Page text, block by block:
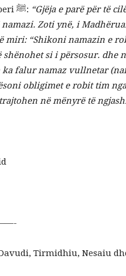
obligimet e tij, siç ka thënë Pejgamberi ﷺ: “Gjëja e parë për të
Zoti ynë, i
miri: “Shikoni namazin e
shënohet si i përsosur. dhe
falur namaz vullnetar
obligimet e robit tim
në mënyrë të
Tirmidhiu, Nesaiu